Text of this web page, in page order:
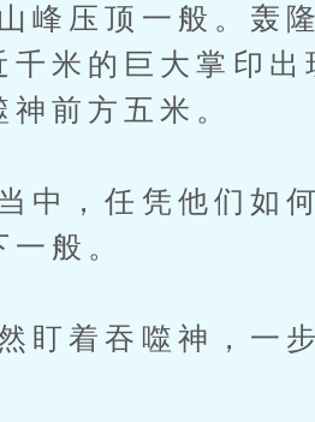
压顶一般。轰
米的巨大掌印出
前方五米。
，任凭他们如
般。
着吞噬神，一